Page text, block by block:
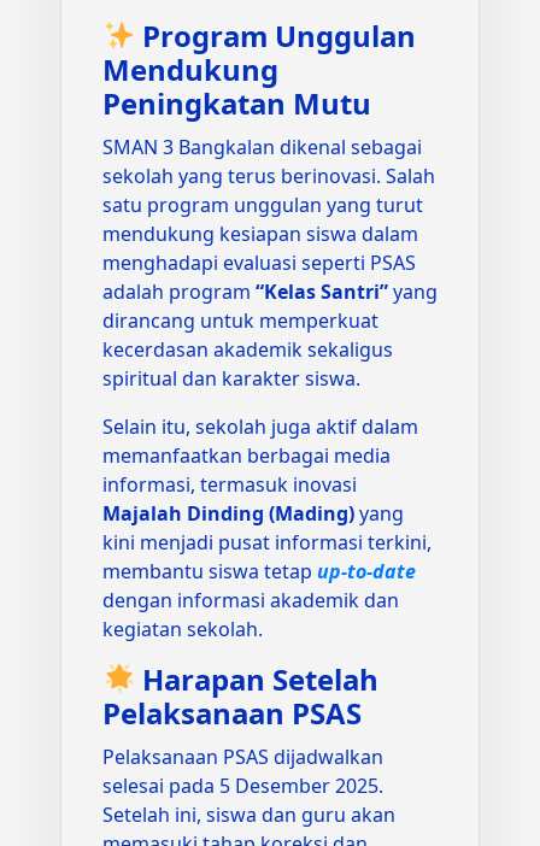
Program Unggulan
Mendukung
Peningkatan Mutu
SMAN 3 Bangkalan dikenal sebagai
sekolah yang terus berinovasi. Salah
satu program unggulan yang turut
mendukung kesiapan siswa dalam
menghadapi evaluasi seperti PSAS
adalah program “Kelas Santri”yang
dirancang untuk memperkuat
kecerdasan akademik sekaligus
spiritual dan karakter siswa.
Selain itu, sekolah juga aktif dalam
memanfaatkan berbagai media
informasi, termasuk inovasi
Majalah Dinding (Mading)yang
kini menjadi pusat informasi terkini,
membantu siswa tetap up-to-date
dengan informasi akademik dan
kegiatan sekolah.
Harapan Setelah
Pelaksanaan PSAS
Pelaksanaan PSAS dijadwalkan
selesai pada 5 Desember 2025.
Setelah ini, siswa dan guru akan